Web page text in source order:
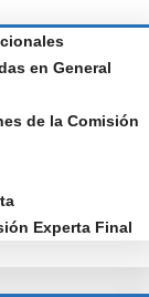
en General
de la Comisión
Experta Final